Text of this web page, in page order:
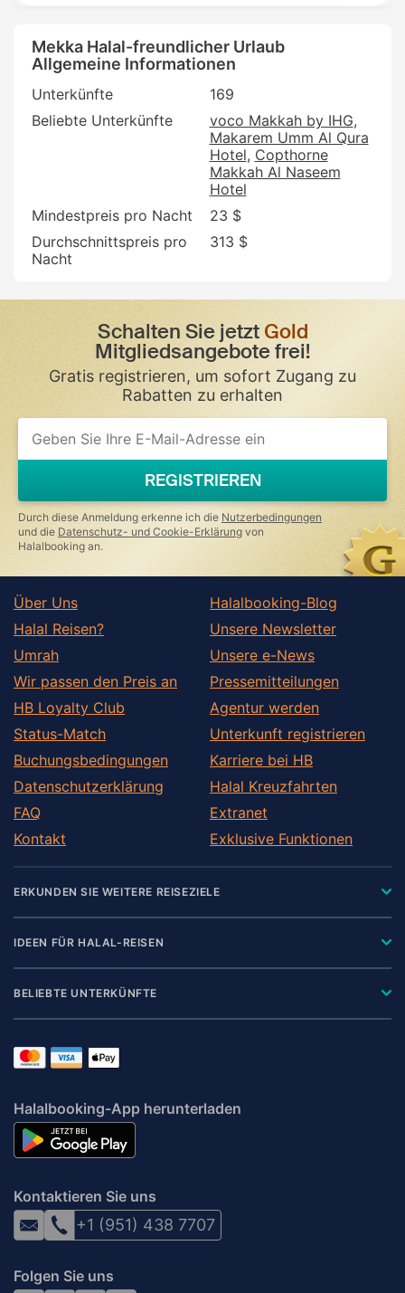
Mekka Halal-freundlicher Urlaub
Allgemeine Informationen
Unterkünfte
169
Beliebte Unterkünfte
voco Makkah by IHG
Makarem Umm Al Qura
Hotel Copthorne
Makkah Al Naseem
Hotel
Mindestpreis pro Nacht
23 $
Durchschnittspreis pro
Nacht
313 $
Schalten Sie jetzt Gold
Mitgliedsangebote frei!
Gratis registrieren, um sofort Zugang zu
Rabatten zu erhalten
If
you
ignore
this
field
REGISTRIEREN
Durch diese Anmeldung erkenne ich die Nutzerbedingungen
und die Datenschutz- und Cookie-Erklärung von
Halalbooking an.
Über Uns
Halal Reisen?
Umrah
Wir passen den Preis an
HB Loyalty Club
Status-Match
Buchungsbedingungen
Datenschutzerklärung
FAQ
Kontakt
Halalbooking-Blog
Unsere Newsletter
Unsere e-News
Pressemitteilungen
Agentur werden
Unterkunft registrieren
Karriere bei HB
Halal Kreuzfahrten
Extranet
Exklusive Funktionen
ERKUNDEN SIE WEITERE REISEZIELE
IDEEN FÜR HALAL-REISEN
BELIEBTE UNTERKÜNFTE
Halalbooking-App herunterladen
Kontaktieren Sie uns
+1 (951) 438 7707
Folgen Sie uns